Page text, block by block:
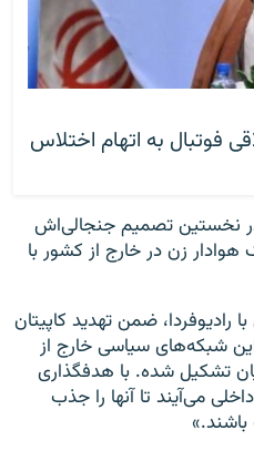
فوتبال به اتهام اختلاس
در نخستین تصمیم جنجالی‌اش
زن در خارج از کشور با
ضمن تهدید کاپیتان
شبکه‌های سیاسی خارج از
تشکیل شده. با هدفگذاری
می‌آیند تا آنها را جذب
باشند.»